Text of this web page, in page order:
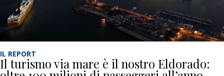
IL REPORT
Il turismo via mare è il nostro Eldorado: